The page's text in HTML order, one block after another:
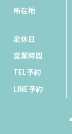
所在地
定休日
営業時間
TEL予約
LINE予約